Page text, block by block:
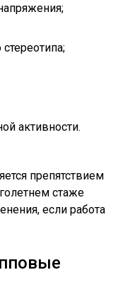
активности.
препятствием
стаже
если работа